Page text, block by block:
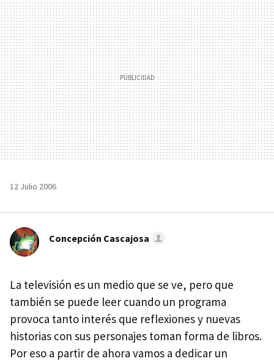
MAIL
12 Julio 2006
Concepción Cascajosa
La televisión es un medio que se ve, pero que
también se puede leer cuando un programa
provoca tanto interés que reflexiones y nuevas
historias con sus personajes toman forma de libros.
Por eso a partir de ahora vamos a dedicar un